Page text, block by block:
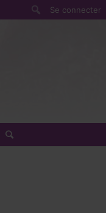
Se connecter
Rechercher